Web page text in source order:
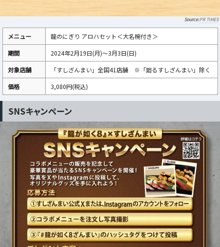
PR TIMES
メニュー
龍のにぎり アロハセット＜大名椀付き＞
期間
2024年2月19日(月)～3月3日(日)
対象店舗
「すしざんまい」全国41店舗 ※「廻るすしざんまい」除く
価格
3,080円(税込)
SNSキャンペーン